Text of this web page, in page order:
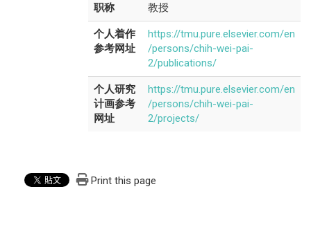
职称 教授
个人着作
参考网址
https://tmu.pure.elsevier.com/en
/persons/chih-wei-pai-
2/publications/
个人研究
计画参考
网址
https://tmu.pure.elsevier.com/en
/persons/chih-wei-pai-
2/projects/
Print this page